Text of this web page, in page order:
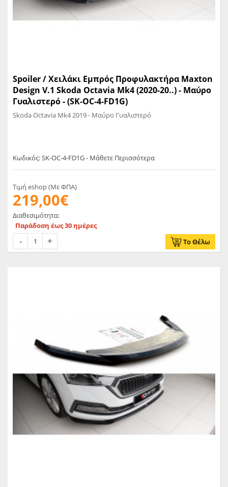
Spoiler / Χειλάκι Eμπρός Προφυλακτήρα Maxton
Design V.1 Skoda Octavia Mk4 (2020-20..) - Μαύρο
Γυαλιστερό - (SK-OC-4-FD1G)
Skoda Octavia Mk4 2019 - Μαύρο Γυαλιστερό
Κωδικός: SK-OC-4-FD1G - Μάθετε Περισσότερα
Τιμή eshop (Με ΦΠΑ)
219,00€
Διαθεσιμότητα:
Παράδοση έως 30 ημέρες
Το Θέλω